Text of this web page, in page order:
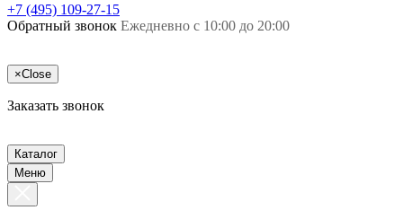
+7 (495) 109-27-15
Обратный звонок Ежедневно с 10:00 до 20:00
×Close
Заказать звонок
Каталог
Меню